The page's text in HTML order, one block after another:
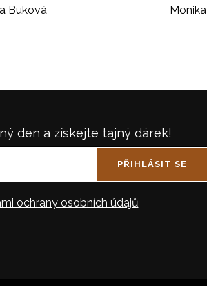
Buková Monika
den a získejte tajný dárek!
ochrany osobních údajů
PŘIHLÁSIT SE